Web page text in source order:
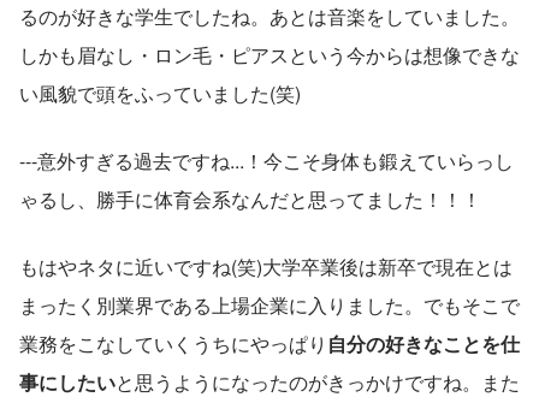
るのが好きな学生でしたね。あとは音楽をしていました。
しかも眉なし・ロン毛・ピアスという今からは想像できな
い風貌で頭をふっていました(笑)
---意外すぎる過去ですね...！今こそ身体も鍛えていらっし
ゃるし、勝手に体育会系なんだと思ってました！！！
もはやネタに近いですね(笑)大学卒業後は新卒で現在とは
まったく別業界である上場企業に入りました。でもそこで
業務をこなしていくうちにやっぱり 自分の好きなことを仕
事にしたいと思うようになったのがきっかけですね。また